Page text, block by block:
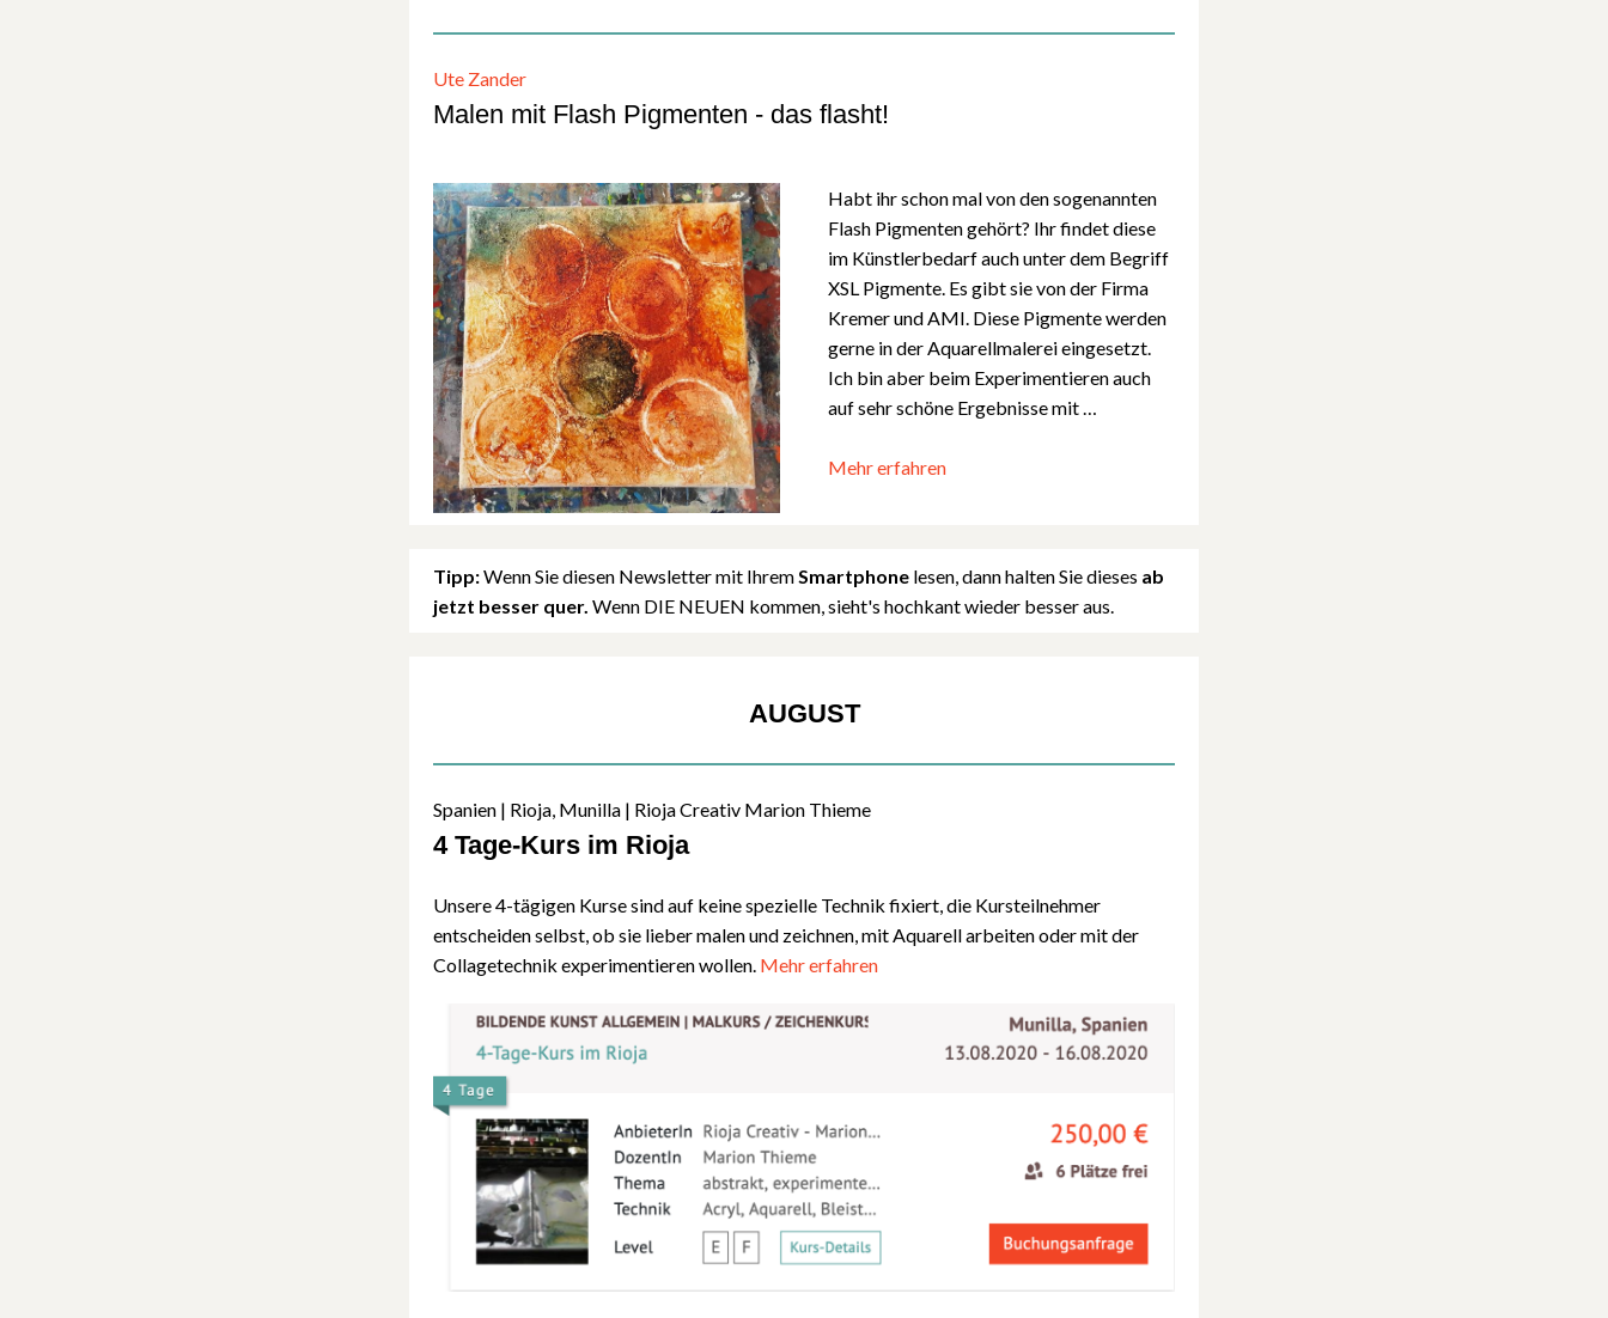
Ute Zander
Malen mit Flash Pigmenten - das flasht!
Habt ihr schon mal von den sogenannten
Flash Pigmenten gehört? Ihr findet diese
im Künstlerbedarf auch unter dem Begriff
XSL Pigmente. Es gibt sie von der Firma
Kremer und AMI. Diese Pigmente werden
gerne in der Aquarellmalerei eingesetzt.
Ich bin aber beim Experimentieren auch
auf sehr schöne Ergebnisse mit …
Mehr erfahren
Tipp:Wenn Sie diesen Newsletter mit IhremSmartphone lesen, dann halten Sie dieses ab
jetzt besser quer. Wenn DIE NEUEN kommen, sieht's hochkant wieder besser aus.
AUGUST
Spanien | Rioja, Munilla | Rioja Creativ Marion Thieme
4 Tage-Kurs im Rioja
Unsere 4-tägigen Kurse sind auf keine spezielle Technik fixiert, die Kursteilnehmer
entscheiden selbst, ob sie lieber malen und zeichnen, mit Aquarell arbeiten oder mit der
Collagetechnik experimentieren wollen. Mehr erfahren